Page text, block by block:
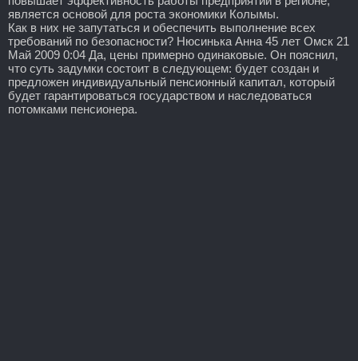
является основой для роста экономики Колымы.
Как в них не запутаться и обеспечить выполнение всех
требований по безопасности? Нюсинька Анна 45 лет Омск 21
Май 2009 0:04 Да, цены примерно одинаковые. Он пояснил,
что суть задумки состоит в следующем: будет создан и
предложен индивидуальный пенсионный капитал, который
будет гарантироваться государством и наследоваться
потомками пенсионера.